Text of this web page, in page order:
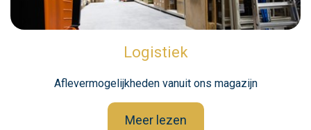
Logistiek
Aflevermogelijkheden vanuit ons magazijn
Meer lezen